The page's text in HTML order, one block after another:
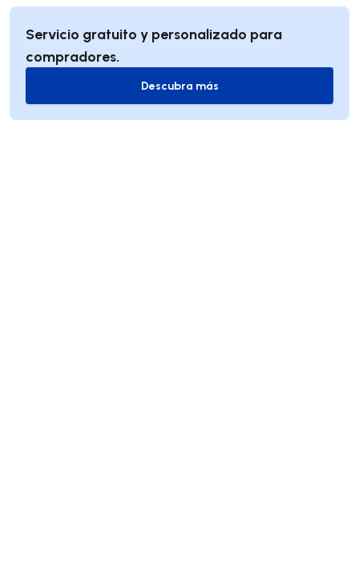
Servicio gratuito y personalizado para
compradores.
Descubra más
Descubra más